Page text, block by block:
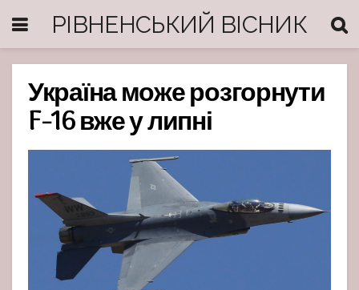
РІВНЕНСЬКИЙ ВІСНИК
Україна може розгорнути
F-16 вже у липні